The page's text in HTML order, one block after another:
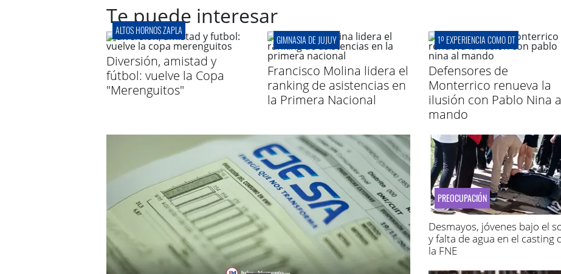
Te puede interesar
ALTOS HORNOS ZAPLA
Diversión, amistad y
fútbol: vuelve la Copa
"Merenguitos"
GIMNASIA DE JUJUY
Francisco Molina lidera el
ranking de asistencias en
la Primera Nacional
1º EXPERIENCIA COMO DT
Defensores de
Monterrico renueva la
ilusión con Pablo Nina
mando
PREOCUPACIÓN
Desmayos, jóvenes bajo el
y falta de agua en el casting
la FNE